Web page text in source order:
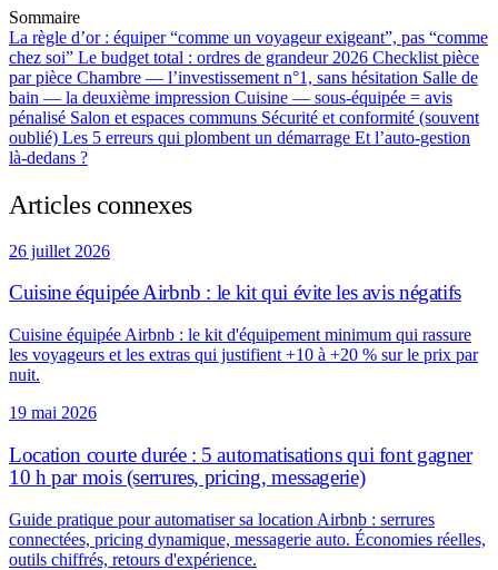
Sommaire
La règle d’or : équiper “comme un voyageur exigeant”, pas “comme
chez soi” Le budget total : ordres de grandeur 2026 Checklist pièce
par pièce Chambre — l’investissement n°1, sans hésitation Salle de
bain — la deuxième impression Cuisine — sous-équipée = avis
pénalisé Salon et espaces communs Sécurité et conformité (souvent
oublié) Les 5 erreurs qui plombent un démarrage Et l’auto-gestion
là-dedans ?
Articles connexes
26 juillet 2026
Cuisine équipée Airbnb : le kit qui évite les avis négatifs
Cuisine équipée Airbnb : le kit d'équipement minimum qui rassure
les voyageurs et les extras qui justifient +10 à +20 % sur le prix par
nuit.
19 mai 2026
Location courte durée : 5 automatisations qui font gagner
10 h par mois (serrures, pricing, messagerie)
Guide pratique pour automatiser sa location Airbnb : serrures
connectées, pricing dynamique, messagerie auto. Économies réelles,
outils chiffrés, retours d'expérience.